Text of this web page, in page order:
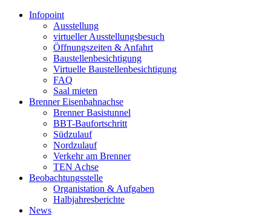
Infopoint
Ausstellung
virtueller Ausstellungsbesuch
Öffnungszeiten & Anfahrt
Baustellenbesichtigung
Virtuelle Baustellenbesichtigung
FAQ
Saal mieten
Brenner Eisenbahnachse
Brenner Basistunnel
BBT-Baufortschritt
Südzulauf
Nordzulauf
Verkehr am Brenner
TEN Achse
Beobachtungsstelle
Organistation & Aufgaben
Halbjahresberichte
News